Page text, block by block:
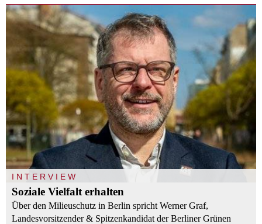
INTERVIEW
Soziale Vielfalt erhalten
Über den Milieuschutz in Berlin spricht Werner Graf,
Landesvorsitzender & Spitzenkandidat der Berliner Grünen